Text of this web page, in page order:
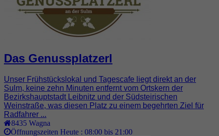
Das Genussplatzerl
Unser Frühstückslokal und Tagescafe liegt direkt an der
Sulm, keine zehn Minuten entfernt vom Ortskern der
Bezirkshauptstadt Leibnitz und der Südsteirischen
Weinstraße, was diesen Platz zu einem begehrten Ziel für
Radfahrer ...
8435 Wagna
Öffnungszeiten Heute : 08:00 bis 21:00